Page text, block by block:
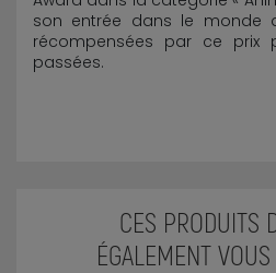
son entrée dans le monde
récompensées par ce prix
passées.
CES PRODUITS
ÉGALEMENT